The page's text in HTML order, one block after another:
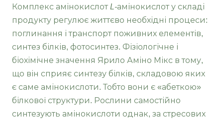
Комплекс амінокислотL-амінокислот у складі
продукту регулює життєво необхідні процеси:
поглинання і транспорт поживних елементів,
синтез білків, фотосинтез. Фізіологічне і
біохімічне значення Ярило Аміно Мікс в тому,
що він сприяє синтезу білків, складовою яких
є саме амінокислоти. Тобто вони є «абеткою»
білкової структури. Рослини самостійно
синтезують амінокислоти однак, за стресових